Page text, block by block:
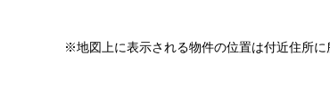
※地図上に表示される物件の位置は付近住所に